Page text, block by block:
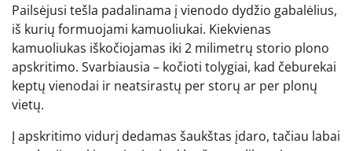
Pailsėjusi tešla padalinama į vienodo dydžio gabalėlius,
iš kurių formuojami kamuoliukai. Kiekvienas
kamuoliukas iškočiojamas iki 2 milimetrų storio plono
apskritimo. Svarbiausia – kočioti tolygiai, kad čeburekai
keptų vienodai ir neatsirastų per storų ar per plonų
vietų.
Į apskritimo vidurį dedamas šaukštas įdaro, tačiau labai